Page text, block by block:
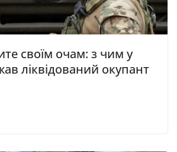
своїм очам: з чим у
ліквідований окупант